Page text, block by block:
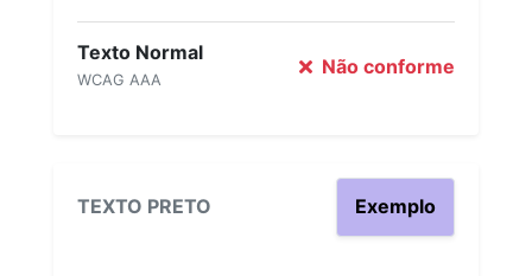
Texto Normal
WCAG AAA
Não conforme
TEXTO PRETO Exemplo